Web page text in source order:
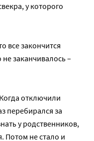
у которого
все закончится
заканчивалось –
отключили
перебирался за
у родственников,
Потом не стало и